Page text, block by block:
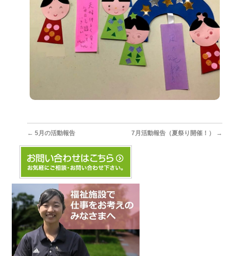
← 5月の活動報告 7月活動報告（夏祭り開催！） →